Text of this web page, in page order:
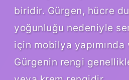
biridir. Gürgen, hücre
yoğunluğu nedeniyle
için mobilya
Gürgenin rengi